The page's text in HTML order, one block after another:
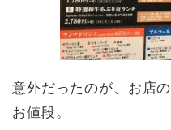
意外だったのが、お店
お値段。